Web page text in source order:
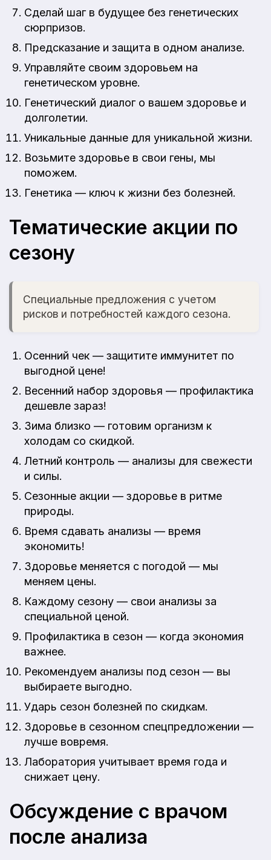
Сделай шаг в будущее без генетических
сюрпризов.
Предсказание и защита в одном анализе.
Управляйте своим здоровьем на
генетическом уровне.
Генетический диалог о вашем здоровье и
долголетии.
Уникальные данные для уникальной жизни.
Возьмите здоровье в свои гены, мы
поможем.
Генетика — ключ к жизни без болезней.
Тематические акции по
сезону
Специальные предложения с учетом
рисков и потребностей каждого сезона.
Осенний чек — защитите иммунитет по
выгодной цене!
Весенний набор здоровья — профилактика
дешевле зараз!
Зима близко — готовим организм к
холодам со скидкой.
Летний контроль — анализы для свежести
и силы.
Сезонные акции — здоровье в ритме
природы.
Время сдавать анализы — время
экономить!
Здоровье меняется с погодой — мы
меняем цены.
Каждому сезону — свои анализы за
специальной ценой.
Профилактика в сезон — когда экономия
важнее.
Рекомендуем анализы под сезон — вы
выбираете выгодно.
Ударь сезон болезней по скидкам.
Здоровье в сезонном спецпредложении —
лучше вовремя.
Лаборатория учитывает время года и
снижает цену.
Обсуждение с врачом
после анализа